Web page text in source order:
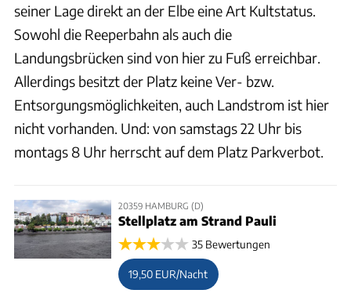
seiner Lage direkt an der Elbe eine Art Kultstatus.
Sowohl die Reeperbahn als auch die
Landungsbrücken sind von hier zu Fuß erreichbar.
Allerdings besitzt der Platz keine Ver- bzw.
Entsorgungsmöglichkeiten, auch Landstrom ist hier
nicht vorhanden. Und: von samstags 22 Uhr bis
montags 8 Uhr herrscht auf dem Platz Parkverbot.
20359 HAMBURG (D)
Stellplatz am Strand Pauli
35 Bewertungen
19,50 EUR/Nacht